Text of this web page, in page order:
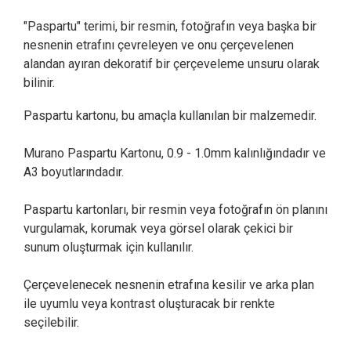
"Paspartu" terimi, bir resmin, fotoğrafın veya başka bir
nesnenin etrafını çevreleyen ve onu çerçevelenen
alandan ayıran dekoratif bir çerçeveleme unsuru olarak
bilinir.
Paspartu kartonu, bu amaçla kullanılan bir malzemedir.
Murano Paspartu Kartonu, 0.9 - 1.0mm kalınlığındadır ve
A3 boyutlarındadır.
Paspartu kartonları, bir resmin veya fotoğrafın ön planını
vurgulamak, korumak veya görsel olarak çekici bir
sunum oluşturmak için kullanılır.
Çerçevelenecek nesnenin etrafına kesilir ve arka plan
ile uyumlu veya kontrast oluşturacak bir renkte
seçilebilir.